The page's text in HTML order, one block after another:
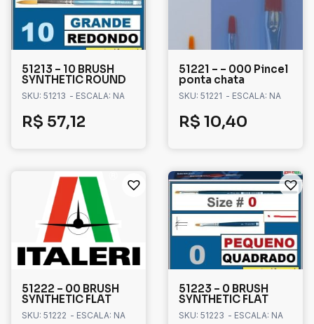
51213 – 10 BRUSH
SYNTHETIC ROUND
SKU: 51213 - ESCALA: NA
R$ 57,12
51221 – – 000 Pincel
ponta chata
SKU: 51221 - ESCALA: NA
R$ 10,40
51222 – 00 BRUSH
SYNTHETIC FLAT
SKU: 51222 - ESCALA: NA
51223 – 0 BRUSH
SYNTHETIC FLAT
SKU: 51223 - ESCALA: NA